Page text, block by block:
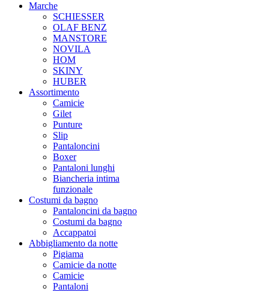
Marche
SCHIESSER
OLAF BENZ
MANSTORE
NOVILA
HOM
SKINY
HUBER
Assortimento
Camicie
Gilet
Punture
Slip
Pantaloncini
Boxer
Pantaloni lunghi
Biancheria intima
funzionale
Costumi da bagno
Pantaloncini da bagno
Costumi da bagno
Accappatoi
Abbigliamento da notte
Pigiama
Camicie da notte
Camicie
Pantaloni